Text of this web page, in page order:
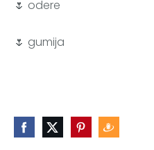
🌷 odere
🌷 gumija